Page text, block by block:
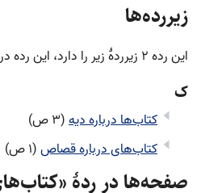
زیررده‌ها
این رده ۲ زیرردۀ زیر را دارد، این رده در کل ۲ زیررده دارد.
ک
کتاب‌ها درباره دیه(۳ ص)
کتاب‌های درباره قصاص(۱ ص)
صفحه‌ها در ردهٔ